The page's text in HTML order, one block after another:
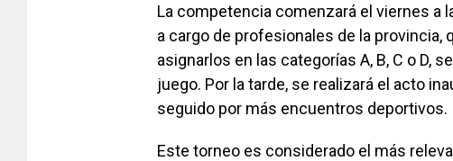
La competencia comenzará el viernes a
a cargo de profesionales de la provincia,
asignarlos en las categorías A, B, C o D,
juego. Por la tarde, se realizará el acto
seguido por más encuentros deportivos.
Este torneo es considerado el más